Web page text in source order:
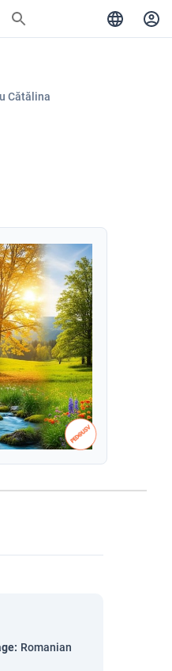
Cătălina
: Romanian